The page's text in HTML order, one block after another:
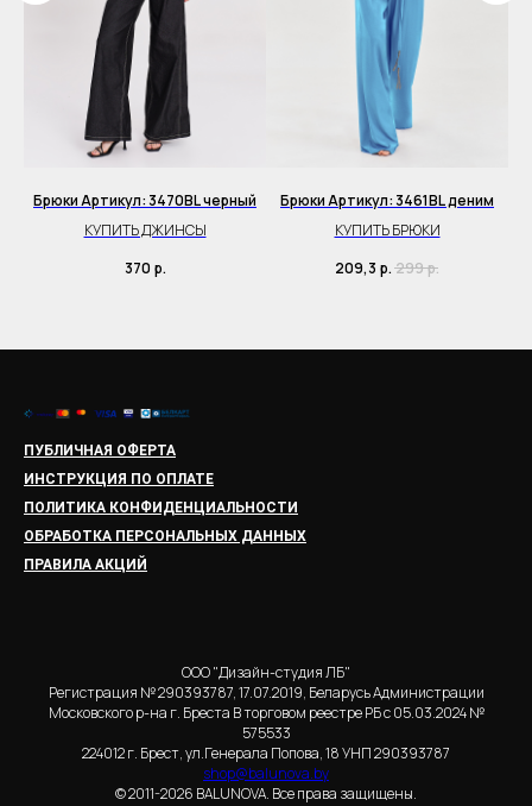
Брюки Артикул: 3470BL черный
КУПИТЬ ДЖИНСЫ
370 р.
Брюки Артикул: 3461BL деним
КУПИТЬ БРЮКИ
209,3 р. 299р.
ПУБЛИЧНАЯ ОФЕРТА
ИНСТРУКЦИЯ ПО ОПЛАТЕ
ПОЛИТИКА КОНФИДЕНЦИАЛЬНОСТИ
ОБРАБОТКА ПЕРСОНАЛЬНЫХ ДАННЫХ
ПРАВИЛА АКЦИЙ
ООО "Дизайн-студия ЛБ"
Регистрация № 290393787, 17.07.2019, Беларусь Администрации
Московского р-на г. Бреста В торговом реестре РБ с 05.03.2024 №
575533
224012 г. Брест, ул.Генерала Попова, 18 УНП 290393787
shop@balunova.by
© 2011-2026 BALUNOVA. Все права защищены.